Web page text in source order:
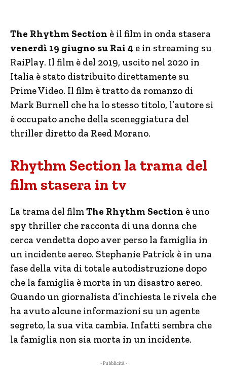
The Rhythm Section è il film in onda stasera
venerdì 19 giugno su Rai 4 e in streaming su
RaiPlay. Il film è del 2019, uscito nel 2020 in
Italia è stato distribuito direttamente su
Prime Video. Il film è tratto da romanzo di
Mark Burnell che ha lo stesso titolo, l’autore si
è occupato anche della sceneggiatura del
thriller diretto da Reed Morano.
Rhythm Section la trama del
film stasera in tv
La trama del filmThe Rhythm Section è uno
spy thriller che racconta di una donna che
cerca vendetta dopo aver perso la famiglia in
un incidente aereo. Stephanie Patrick è in una
fase della vita di totale autodistruzione dopo
che la famiglia è morta in un disastro aereo.
Quando un giornalista d’inchiesta le rivela che
ha avuto alcune informazioni su un agente
segreto, la sua vita cambia. Infatti sembra che
la famiglia non sia morta in un incidente.
- Pubblicità -